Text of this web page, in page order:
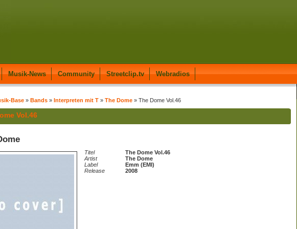
Musik-News Community Streetclip.tv Webradios
Base » Bands » Interpreten mit T » The Dome » The Dome Vol.46
Vol.46
Titel
The Dome Vol.46
Artist
The Dome
Label
Emm (EMI)
Release
2008